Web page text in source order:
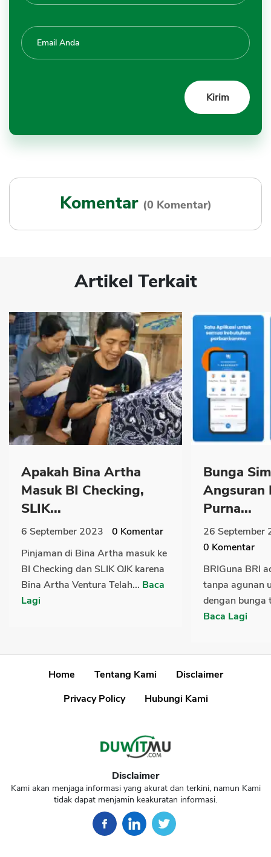
Komentar (0 Komentar)
Artikel Terkait
Apakah Bina Artha
Masuk BI Checking,
SLIK...
6 September 2023 0 Komentar
Pinjaman di Bina Artha masuk ke
BI Checking dan SLIK OJK karena
Bina Artha Ventura Telah... Baca
Lagi
Bunga
Angsuran
Purna...
26 September
0 Komentar
BRIGuna BRI
tanpa agunan
dengan bunga
Baca Lagi
Home Tentang Kami
Disclaimer
Privacy Policy
Hubungi Kami
Disclaimer
Kami akan menjaga informasi yang akurat dan terkini, namun Kami
tidak dapat menjamin keakuratan informasi.